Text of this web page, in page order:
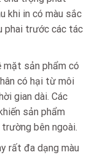
khi in có màu sắc
phai trước các tác
mặt sản phẩm có
có hại từ môi
gian dài. Các
sản phẩm
trường bên ngoài.
rất đa dạng màu